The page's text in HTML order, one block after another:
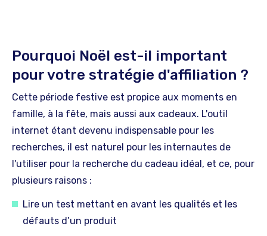
Pourquoi Noël est-il important
pour votre stratégie d'affiliation ?
Cette période festive est propice aux moments en
famille, à la fête, mais aussi aux cadeaux. L'outil
internet étant devenu indispensable pour les
recherches, il est naturel pour les internautes de
l'utiliser pour la recherche du cadeau idéal, et ce, pour
plusieurs raisons :
Lire un test mettant en avant les qualités et les
défauts d’un produit